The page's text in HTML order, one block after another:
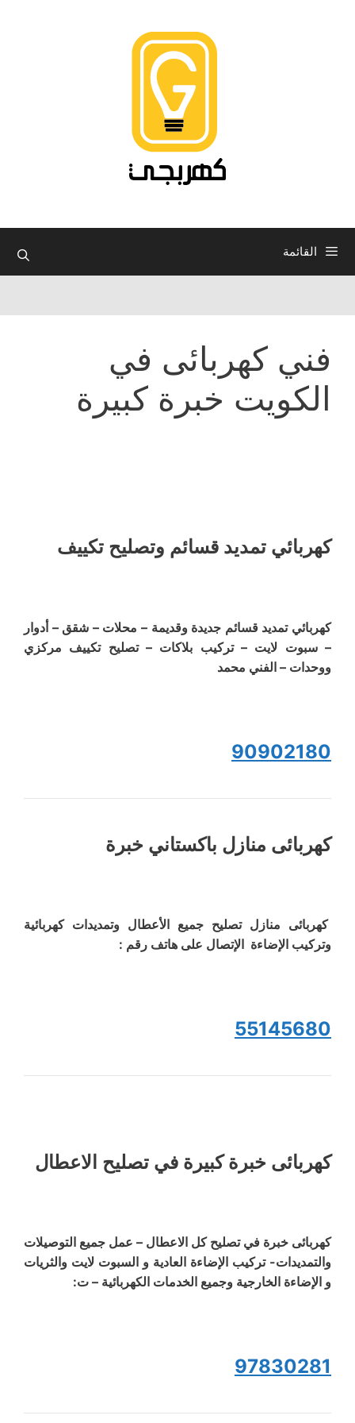
القائمة
فني كهربائى في
الكويت خبرة كبيرة
كهربائي تمديد قسائم وتصليح تكييف
كهربائي تمديد قسائم جديدة وقديمة – محلات – شقق – أدوار
– سبوت لايت – تركيب بلاكات – تصليح تكييف مركزي
ووحدات – الفني محمد
90902180
كهربائى منازل باكستاني خبرة
كهربائى منازل تصليح جميع الأعطال وتمديدات كهربائية
وتركيب الإضاءة الإتصال على هاتف رقم :
55145680
كهربائى خبرة كبيرة في تصليح الاعطال
كهربائى خبرة في تصليح كل الاعطال – عمل جميع التوصيلات
والتمديدات- تركيب الإضاءة العادية و السبوت لايت والثريات
و الإضاءة الخارجية وجميع الخدمات الكهربائية – ت:
97830281